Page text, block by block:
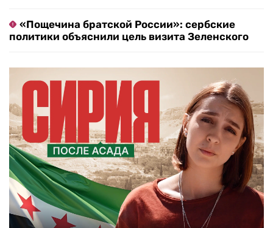
«Пощечина братской России»: сербские
политики объяснили цель визита Зеленского